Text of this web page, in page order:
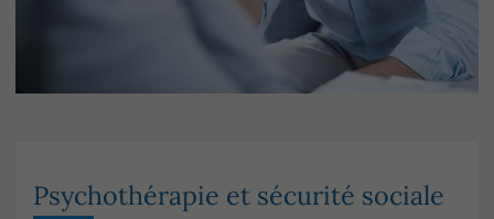
Psychothérapie et sécurité sociale